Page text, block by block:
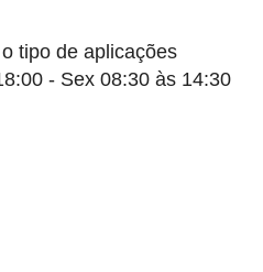
tipo de aplicações
- Sex 08:30 às 14:30